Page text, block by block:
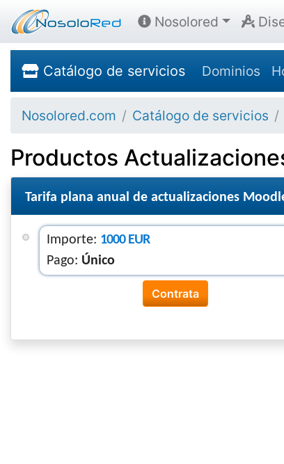
Nosolored
Catálogo de servicios Dominios
Nosolored.com Catálogo de servicios
Productos
Tarifa plana anual de actualizaciones
Importe: 1000 EUR
Pago: Único
Contrata